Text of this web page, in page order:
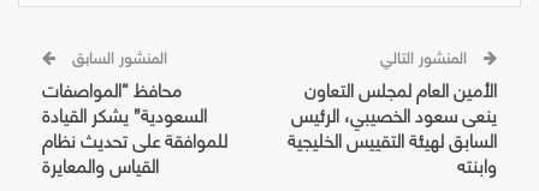
المنشور السابق
محافظ “المواصفات
السعودية” يشكر القيادة
للموافقة على تحديث نظام
القياس والمعايرة
الأمين العام لمجلس التعاون
ينعى سعود الخصيبي، الرئيس
السابق لهيئة التقييس الخليجية
وابنته